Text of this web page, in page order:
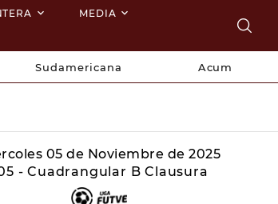
MEDIA
Sudamericana Acum
05 de Noviembre de 2025
- Cuadrangular B Clausura